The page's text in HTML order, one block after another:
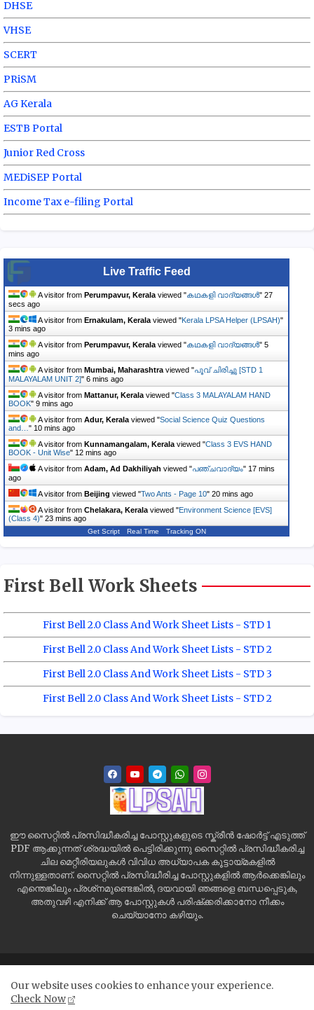
DHSE
VHSE
SCERT
PRiSM
AG Kerala
ESTB Portal
Junior Red Cross
MEDiSEP Portal
Income Tax e-filing Portal
Live Traffic Feed
A visitor from Perumpavur, Kerala viewed "കഥകളി വാദ്യങ്ങൾ" 28
secs ago
A visitor from Ernakulam, Kerala viewed "Kerala LPSA Helper (LPSAH)"
3 mins ago
A visitor from Perumpavur, Kerala viewed "കഥകളി വാദ്യങ്ങൾ" 5
mins ago
A visitor from Mumbai, Maharashtra viewed "പൂവ് ചിരിച്ചു [STD 1
MALAYALAM UNIT 2]" 6 mins ago
A visitor from Mattanur, Kerala viewed "Class 3 MALAYALAM HAND
BOOK" 9 mins ago
A visitor from Adur, Kerala viewed "Social Science Quiz Questions
and… " 10 mins ago
A visitor from Kunnamangalam, Kerala viewed "Class 3 EVS HAND
BOOK - Unit Wise" 12 mins ago
A visitor from Adam, Ad Dakhiliyah viewed "പഞ്ചവാദ്യം" 17 mins
ago
A visitor from Beijing viewed "Two Ants - Page 10" 20 mins ago
A visitor from Chelakara, Kerala viewed "Environment Science [EVS]
(Class 4)" 23 mins ago
Get Script Real Time Tracking ON
First Bell Work Sheets
First Bell 2.0 Class And Work Sheet Lists - STD 1
First Bell 2.0 Class And Work Sheet Lists - STD 2
First Bell 2.0 Class And Work Sheet Lists - STD 3
First Bell 2.0 Class And Work Sheet Lists - STD 2
ഈ സൈറ്റിൽ പ്രസിദ്ധീകരിച്ച പോസ്റ്റുകളുടെ സ്ക്രീൻ ഷോർട്ട് എടുത്ത്
PDF ആക്കുന്നത് ശ്രദ്ധയിൽ പെട്ടിരിക്കുന്നു സൈറ്റിൽ പ്രസിദ്ധീകരിച്ച
ചില മെറ്റീരിയലുകൾ വിവിധ അധ്യാപക കൂട്ടായ്മകളിൽ
നിന്നുള്ളതാണ്. സൈറ്റിൽ പ്രസിദ്ധീരിച്ച പോസ്റ്റുകളിൽ ആർക്കെങ്കിലും
എന്തെങ്കിലും പ്രശ്‌നമുണ്ടെങ്കിൽ, ദയവായി ഞങ്ങളെ ബന്ധപ്പെടുക,
അതുവഴി എനിക്ക് ആ പോസ്റ്റുകൾ പരിഷ്‌ക്കരിക്കാനോ നീക്കം
ചെയ്യാനോ കഴിയും.
Disclaimer
Our website uses cookies to enhance your experience.
Check Now